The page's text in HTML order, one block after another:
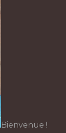
Bienvenue !